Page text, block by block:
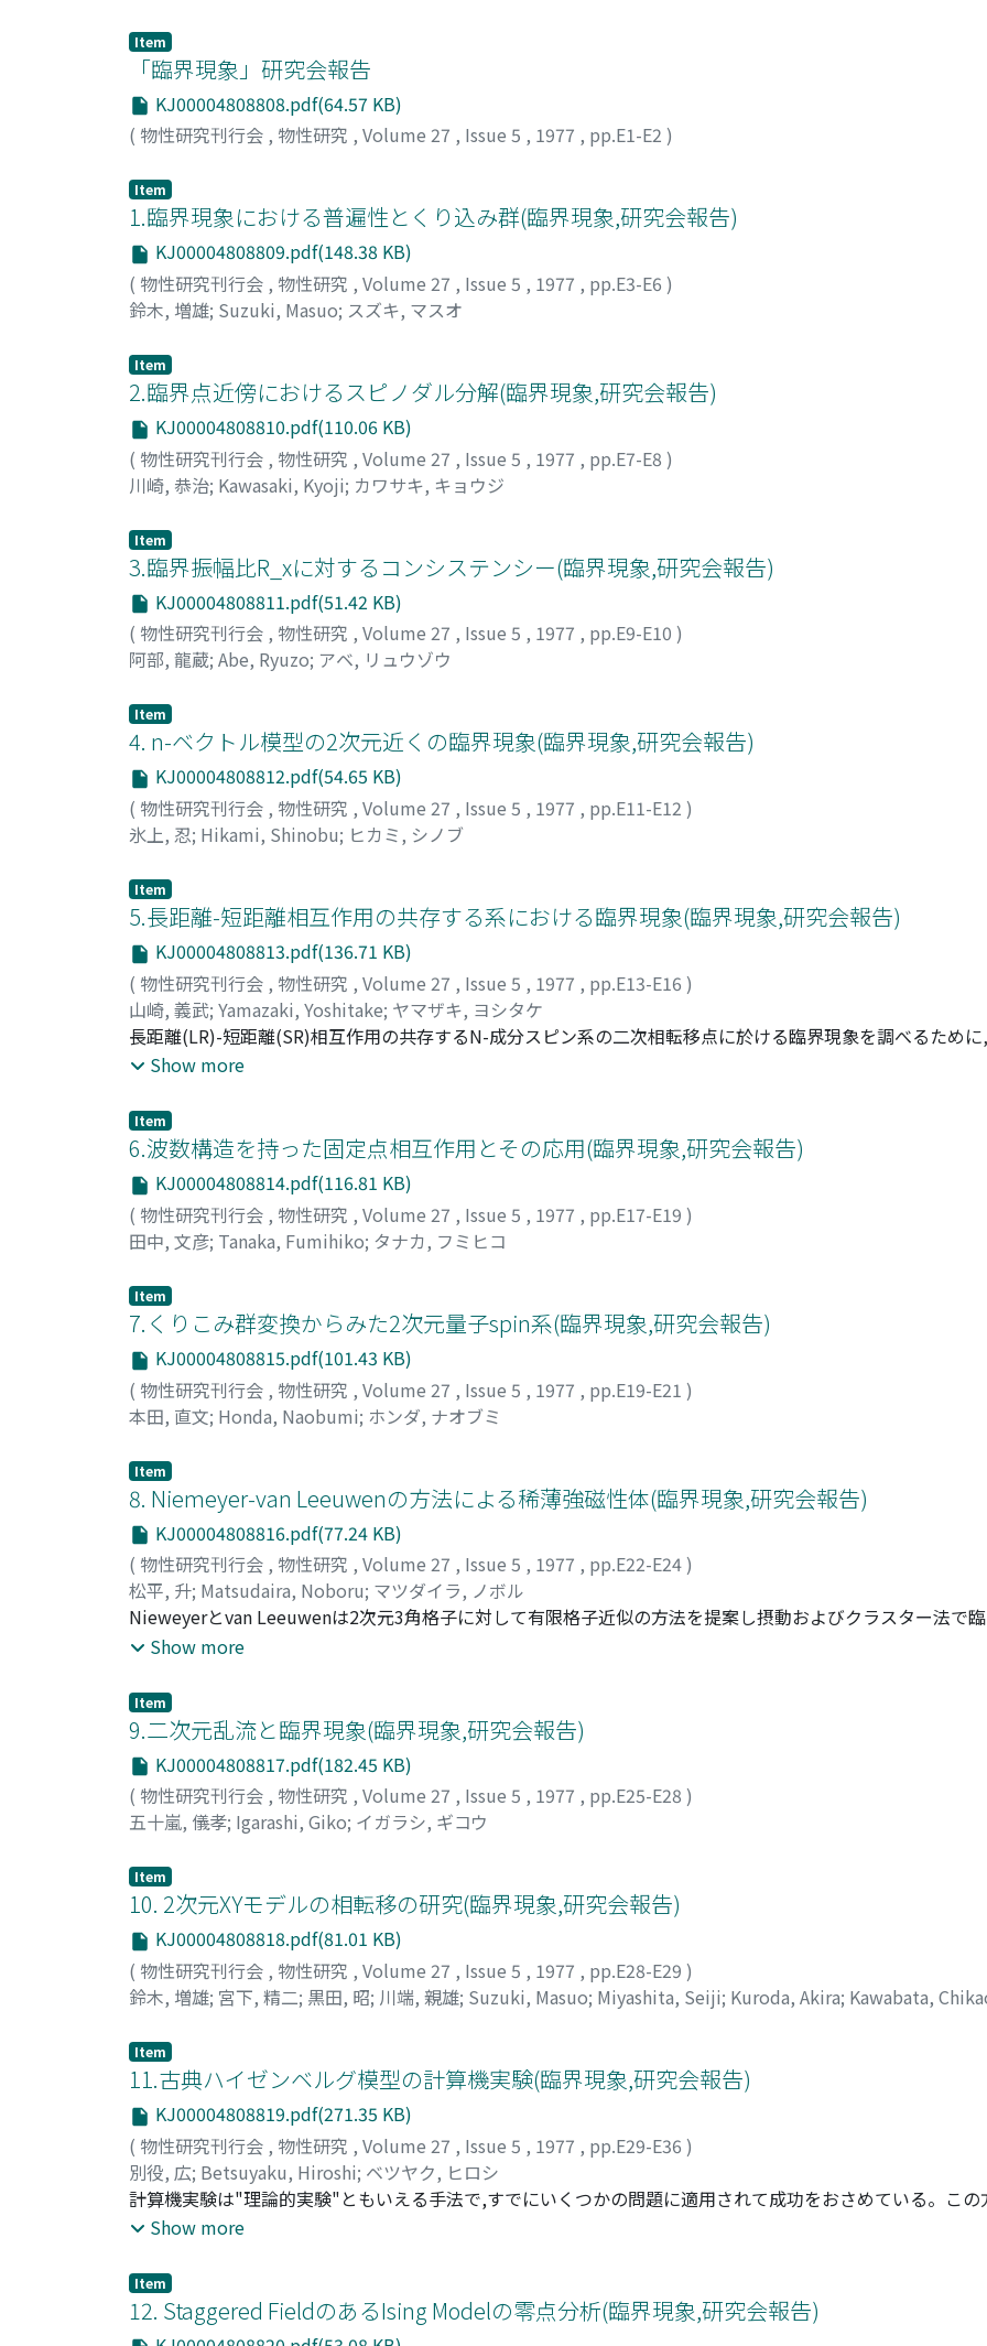
model.
Item
「臨界現象」研究会報告
KJ00004808808.pdf(64.57 KB)
( 物性研究刊行会 , 物性研究 , Volume 27 , Issue 5 , 1977 , pp.E1-E2 )
Item
1.臨界現象における普遍性とくり込み群(臨界現象,研究会報告)
KJ00004808809.pdf(148.38 KB)
( 物性研究刊行会 , 物性研究 , Volume 27 , Issue 5 , 1977 , pp.E3-E6 )
鈴木, 増雄; Suzuki, Masuo; スズキ, マスオ
Item
2.臨界点近傍におけるスピノダル分解(臨界現象,研究会報告)
KJ00004808810.pdf(110.06 KB)
( 物性研究刊行会 , 物性研究 , Volume 27 , Issue 5 , 1977 , pp.E7-E8 )
川崎, 恭治; Kawasaki, Kyoji; カワサキ, キョウジ
Item
3.臨界振幅比R_xに対するコンシステンシー(臨界現象,研究会報告)
KJ00004808811.pdf(51.42 KB)
( 物性研究刊行会 , 物性研究 , Volume 27 , Issue 5 , 1977 , pp.E9-E10 )
阿部, 龍蔵; Abe, Ryuzo; アベ, リュウゾウ
Item
4. n-ベクトル模型の2次元近くの臨界現象(臨界現象,研究会報告)
KJ00004808812.pdf(54.65 KB)
( 物性研究刊行会 , 物性研究 , Volume 27 , Issue 5 , 1977 , pp.E11-E12 )
氷上, 忍; Hikami, Shinobu; ヒカミ, シノブ
Item
5.長距離-短距離相互作用の共存する系における臨界現象(臨界現象,研究会報告)
KJ00004808813.pdf(136.71 KB)
( 物性研究刊行会 , 物性研究 , Volume 27 , Issue 5 , 1977 , pp.E13-E16 )
山崎, 義武; Yamazaki, Yoshitake; ヤマザキ, ヨシタケ
長距離(LR)-短距離(SR)相互作用の共存するN-成分スピン系の二次相転移点に於ける臨界現象を調べるために,
み群の理論と,得られた臨界指数について報告した。
Show more
Item
6.波数構造を持った固定点相互作用とその応用(臨界現象,研究会報告)
KJ00004808814.pdf(116.81 KB)
( 物性研究刊行会 , 物性研究 , Volume 27 , Issue 5 , 1977 , pp.E17-E19 )
田中, 文彦; Tanaka, Fumihiko; タナカ, フミヒコ
Item
7.くりこみ群変換からみた2次元量子spin系(臨界現象,研究会報告)
KJ00004808815.pdf(101.43 KB)
( 物性研究刊行会 , 物性研究 , Volume 27 , Issue 5 , 1977 , pp.E19-E21 )
本田, 直文; Honda, Naobumi; ホンダ, ナオブミ
Item
8. Niemeyer-van Leeuwenの方法による稀薄強磁性体(臨界現象,研究会報告)
KJ00004808816.pdf(77.24 KB)
( 物性研究刊行会 , 物性研究 , Volume 27 , Issue 5 , 1977 , pp.E22-E24)
松平, 升; Matsudaira, Noboru; マツダイラ, ノボル
Nieweyerとvan Leeuwenは2次元3角格子に対して有限格子近似の方法を提案し摂動およびクラスター法で臨
良い値を得ている。我々はこの方法を非磁性不純物を含んだ正方格子の強磁性体に適用する。近似の説明の
Show more
Item
9.二次元乱流と臨界現象(臨界現象,研究会報告)
KJ00004808817.pdf(182.45 KB)
( 物性研究刊行会 , 物性研究 , Volume 27 , Issue 5 , 1977 , pp.E25-E28 )
五十嵐, 儀孝; Igarashi, Giko; イガラシ, ギコウ
Item
10. 2次元XYモデルの相転移の研究(臨界現象,研究会報告)
KJ00004808818.pdf(81.01 KB)
( 物性研究刊行会 , 物性研究 , Volume 27 , Issue 5 , 1977 , pp.E28-E29 )
鈴木, 増雄; 宮下, 精二; 黒田, 昭; 川端, 親雄; Suzuki, Masuo; Miyashita, Seiji; Kuroda, Akira; Kawabata,
Item
11.古典ハイゼンベルグ模型の計算機実験(臨界現象,研究会報告)
KJ00004808819.pdf(271.35 KB)
( 物性研究刊行会 , 物性研究 , Volume 27 , Issue 5 , 1977 , pp.E29-E36 )
別役, 広; Betsuyaku, Hiroshi; ベツヤク, ヒロシ
計算機実験は"理論的実験"ともいえる手法で,すでにいくつかの問題に適用されて成功をおさめている。この
た結果は,解析的な方法で求められた結果に対しで"実験データ"を与えるし,また実験事実に対しては"理論的
従って重要性が増加することが予想される。ここではノヽイゼンベルグ型の相互作用をもつ3次元および2次
いて,Watsonによるモンテカルロ法を用いて相転移の様相を調べた結果について報告する。
Show more
Item
12. Staggered FieldのあるIsing Modelの零点分析(臨界現象,研究会報告)